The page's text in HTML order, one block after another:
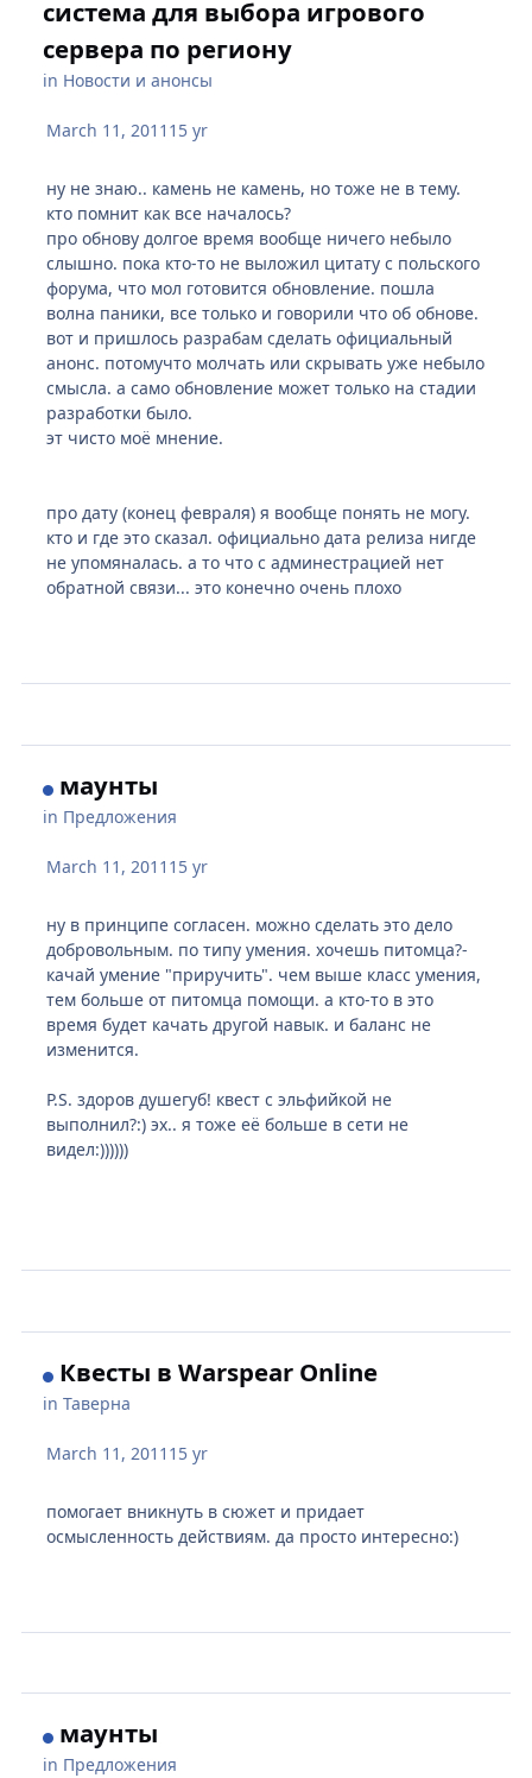
система для выбора игрового
сервера по региону
in Новости и анонсы
March 11, 2011 15 yr
ну не знаю.. камень не камень, но тоже не в тему.
кто помнит как все началось?
про обнову долгое время вообще ничего небыло
слышно. пока кто-то не выложил цитату с польского
форума, что мол готовится обновление. пошла
волна паники, все только и говорили что об обнове.
вот и пришлось разрабам сделать официальный
анонс. потомучто молчать или скрывать уже небыло
смысла. а само обновление может только на стадии
разработки было.
эт чисто моё мнение.
про дату (конец февраля) я вообще понять не могу.
кто и где это сказал. официально дата релиза нигде
не упомяналась. а то что с админестрацией нет
обратной связи... это конечно очень плохо
маунты
in Предложения
March 11, 2011 15 yr
ну в принципе согласен. можно сделать это дело
добровольным. по типу умения. хочешь питомца?-
качай умение "приручить". чем выше класс умения,
тем больше от питомца помощи. а кто-то в это
время будет качать другой навык. и баланс не
изменится.
P.S. здоров душегуб! квест с эльфийкой не
выполнил?:) эх.. я тоже её больше в сети не
видел:))))))
Квесты в Warspear Online
inТаверна
March 11, 2011 15 yr
помогает вникнуть в сюжет и придает
осмысленность действиям. да просто интересно:)
маунты
in Предложения